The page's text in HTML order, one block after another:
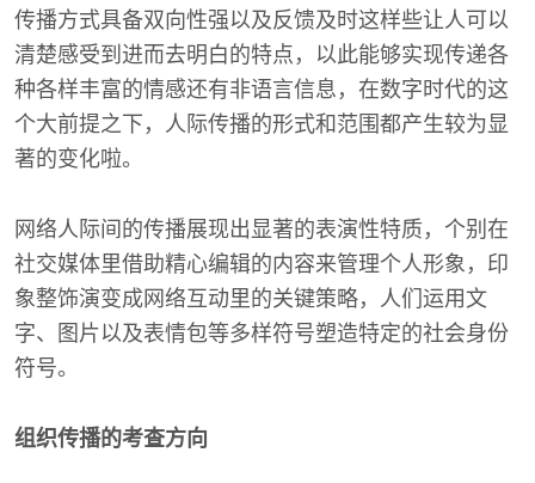
传播方式具备双向性强以及反馈及时这样些让人可以
清楚感受到进而去明白的特点，以此能够实现传递各
种各样丰富的情感还有非语言信息，在数字时代的这
个大前提之下，人际传播的形式和范围都产生较为显
著的变化啦。
网络人际间的传播展现出显著的表演性特质，个别在
社交媒体里借助精心编辑的内容来管理个人形象，印
象整饰演变成网络互动里的关键策略，人们运用文
字、图片以及表情包等多样符号塑造特定的社会身份
符号。
组织传播的考查方向